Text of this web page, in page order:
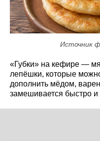
Источник
«Губки» на кефире —
лепёшки, которые
дополнить мёдом,
замешивается быстро